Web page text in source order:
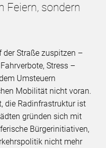
Feiern, sondern
Straße zuspitzen –
Stress –
Umsteuern
Mobilität nicht voran.
die Radinfrastruktur ist
gründen sich mit
Bürgerinitiativen,
nicht mehr